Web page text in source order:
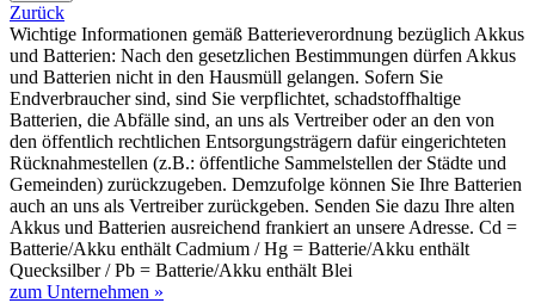
Zurück
Wichtige Informationen gemäß Batterieverordnung bezüglich Akkus
und Batterien: Nach den gesetzlichen Bestimmungen dürfen Akkus
und Batterien nicht in den Hausmüll gelangen. Sofern Sie
Endverbraucher sind, sind Sie verpflichtet, schadstoffhaltige
Batterien, die Abfälle sind, an uns als Vertreiber oder an den von
den öffentlich rechtlichen Entsorgungsträgern dafür eingerichteten
Rücknahmestellen (z.B.: öffentliche Sammelstellen der Städte und
Gemeinden) zurückzugeben. Demzufolge können Sie Ihre Batterien
auch an uns als Vertreiber zurückgeben. Senden Sie dazu Ihre alten
Akkus und Batterien ausreichend frankiert an unsere Adresse. Cd =
Batterie/Akku enthält Cadmium / Hg = Batterie/Akku enthält
Quecksilber / Pb = Batterie/Akku enthält Blei
zum Unternehmen »